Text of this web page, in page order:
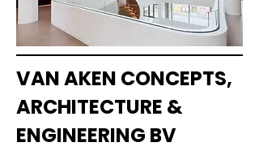
VAN AKEN CONCEPTS,
ARCHITECTURE &
ENGINEERING BV